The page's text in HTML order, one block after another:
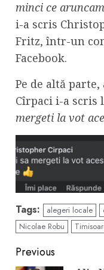
minci ce
i-a scris
Fritz, într-un
Facebook.
Pe de altă
Cîrpaci i-a scris
mergeti la vot
Tags: alegeri locale
Nicolae Robu
Continue
Previous